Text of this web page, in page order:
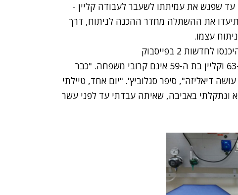
עד שפגש את עמיתתו לשעבר לעבודה קליין -
והחיים של שניהם השתנו. מצלמות חדשות 2 תיעדו את ההשתלה מחדר ההכנה לניתוח, דרך
עצמו.
2 בפייסבוק
בניגוד לרוב ההשתלות הדומות, סגלוביץ' בן ה-63 וקליין בת ה-59 אינם קרובי משפחה. "כבר
דיאליזה", סיפר סגלוביץ'. "יום אחד, טיילתי
ונתקלתי באביבה, שאיתה עבדתי עד לפני עשר